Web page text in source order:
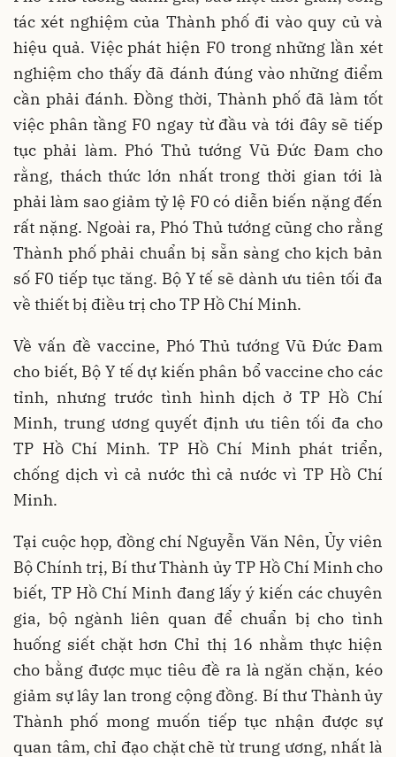
tác xét nghiệm của Thành phố đi vào quy củ và
hiệu quả. Việc phát hiện F0 trong những lần xét
nghiệm cho thấy đã đánh đúng vào những điểm
cần phải đánh. Đồng thời, Thành phố đã làm tốt
việc phân tầng F0 ngay từ đầu và tới đây sẽ tiếp
tục phải làm. Phó Thủ tướng Vũ Đức Đam cho
rằng, thách thức lớn nhất trong thời gian tới là
phải làm sao giảm tỷ lệ F0 có diễn biến nặng đến
rất nặng. Ngoài ra, Phó Thủ tướng cũng cho rằng
Thành phố phải chuẩn bị sẵn sàng cho kịch bản
số F0 tiếp tục tăng. Bộ Y tế sẽ dành ưu tiên tối đa
về thiết bị điều trị cho TP Hồ Chí Minh.
Về vấn đề vaccine, Phó Thủ tướng Vũ Đức Đam
cho biết, Bộ Y tế dự kiến phân bổ vaccine cho các
tỉnh, nhưng trước tình hình dịch ở TP Hồ Chí
Minh, trung ương quyết định ưu tiên tối đa cho
TP Hồ Chí Minh. TP Hồ Chí Minh phát triển,
chống dịch vì cả nước thì cả nước vì TP Hồ Chí
Minh.
Tại cuộc họp, đồng chí Nguyễn Văn Nên, Ủy viên
Bộ Chính trị, Bí thư Thành ủy TP Hồ Chí Minh cho
biết, TP Hồ Chí Minh đang lấy ý kiến các chuyên
gia, bộ ngành liên quan để chuẩn bị cho tình
huống siết chặt hơn Chỉ thị 16 nhằm thực hiện
cho bằng được mục tiêu đề ra là ngăn chặn, kéo
giảm sự lây lan trong cộng đồng. Bí thư Thành ủy
Thành phố mong muốn tiếp tục nhận được sự
quan tâm, chỉ đạo chặt chẽ từ trung ương, nhất là